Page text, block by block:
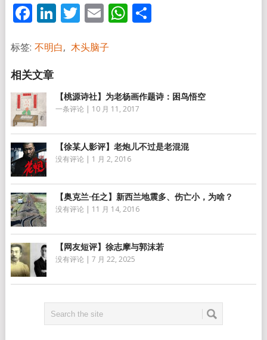
Facebook
LinkedIn
Twitter
EmailWhatsApp
分
标签: 不明白, 木头脑子
【桃源诗社】为老杨画作题诗：困鸟悟空
一条评论 | 10 月 11, 2017
【徐某人影评】老炮儿不过是老混混
没有评论 | 1 月 2, 2016
【奥克兰·任之】新西兰地震多、伤亡小，为啥？
没有评论 | 11 月 14, 2016
【网友短评】徐志摩与郭沫若
没有评论 | 7 月 22, 2025